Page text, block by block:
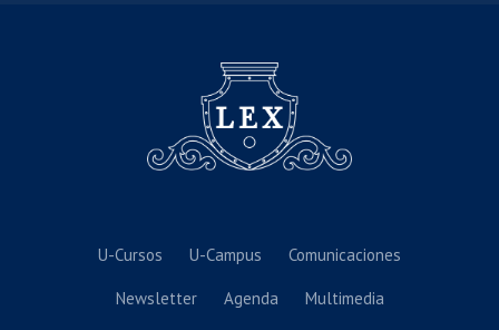
U-Cursos U-Campus Comunicaciones
Newsletter Agenda Multimedia